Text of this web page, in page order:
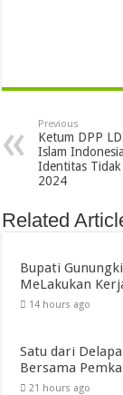
Previous
Ketum DPP
Islam
Identitas Tidak
2024
Related
Bupati
MeLakukan
14 hours ago
Satu dari
Bersama
21 hours ago